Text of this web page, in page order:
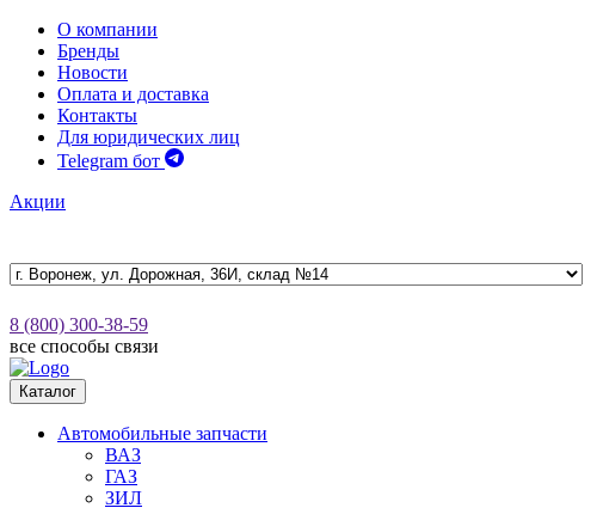
О компании
Бренды
Новости
Оплата и доставка
Контакты
Для юридических лиц
Telegram бот
Акции
8 (800) 300-38-59
все способы связи
Каталог
Автомобильные запчасти
ВАЗ
ГАЗ
ЗИЛ